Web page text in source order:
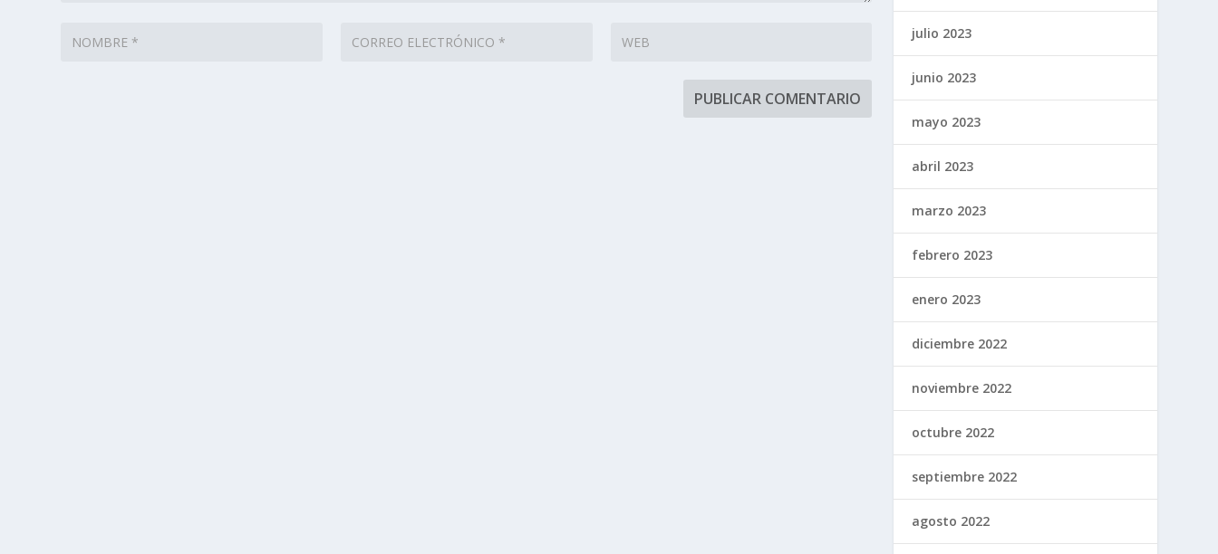
julio 2023
junio 2023
mayo 2023
abril 2023
marzo 2023
febrero 2023
enero 2023
diciembre 2022
noviembre 2022
octubre 2022
septiembre 2022
agosto 2022